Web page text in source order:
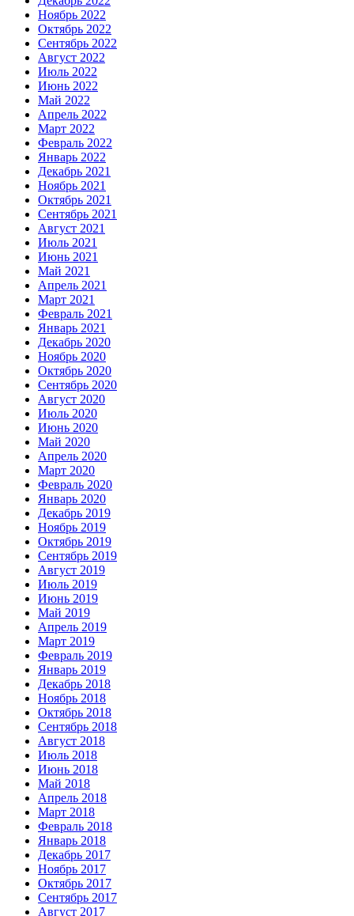
Ноябрь 2022
Октябрь 2022
Сентябрь 2022
Август 2022
Июль 2022
Июнь 2022
Май 2022
Апрель 2022
Март 2022
Февраль 2022
Январь 2022
Декабрь 2021
Ноябрь 2021
Октябрь 2021
Сентябрь 2021
Август 2021
Июль 2021
Июнь 2021
Май 2021
Апрель 2021
Март 2021
Февраль 2021
Январь 2021
Декабрь 2020
Ноябрь 2020
Октябрь 2020
Сентябрь 2020
Август 2020
Июль 2020
Июнь 2020
Май 2020
Апрель 2020
Март 2020
Февраль 2020
Январь 2020
Декабрь 2019
Ноябрь 2019
Октябрь 2019
Сентябрь 2019
Август 2019
Июль 2019
Июнь 2019
Май 2019
Апрель 2019
Март 2019
Февраль 2019
Январь 2019
Декабрь 2018
Ноябрь 2018
Октябрь 2018
Сентябрь 2018
Август 2018
Июль 2018
Июнь 2018
Май 2018
Апрель 2018
Март 2018
Февраль 2018
Январь 2018
Декабрь 2017
Ноябрь 2017
Октябрь 2017
Сентябрь 2017
Август 2017